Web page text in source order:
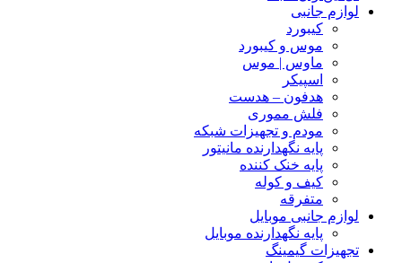
لوازم جانبی
کیبورد
موس و کیبورد
ماوس | موس
اسپیکر
هدفون – هدست
فلش مموری
مودم و تجهیزات شبکه
پایه نگهدارنده مانیتور
پایه خنک کننده
کیف و کوله
متفرقه
لوازم جانبی موبایل
پایه نگهدارنده موبایل
تجهیزات گیمینگ